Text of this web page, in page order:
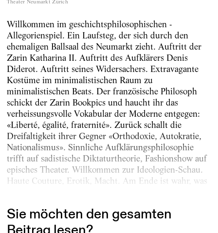
Theater Neumarkt Zürich
Willkommen im geschichtsphilosophischen ­
Allegorienspiel. Ein Laufsteg, der sich durch den
ehemaligen Ballsaal des Neumarkt zieht. Auftritt der
Zarin Katharina II. Auftritt des Aufklärers Denis
Diderot. Auftritt seines Widersachers. ­Extravagante
Kostüme im minimalistischen Raum zu
minimalistischen Beats. Der französische Philosoph
schickt der Zarin Bookpics und haucht ihr das
verheissungsvolle Vokabular der Moderne entgegen:
«Liberté, égalité, fraternité». Zurück schallt die
Dreifaltigkeit ihrer Gegner «Orthodoxie, Autokratie,
Nationalismus». Sinnliche Aufklärungsphilosophie
trifft auf sadistische Diktaturtheorie, Fashionshow auf
episches Theater. ­Willkommen zur Ideologien-Schau.
Haute Couture, Erotik, Macht. Am Ende ist wahr, was
Sie möchten den gesamten